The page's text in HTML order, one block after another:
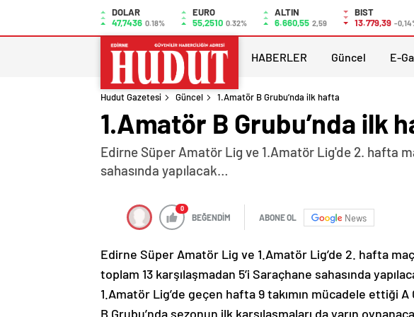
DOLAR
47,7436 0.18%
EURO
55,2510 0.32%
ALTIN
6.660,55 2,59
BIST
13.779,39 -
HABERLER Güncel E-
Hudut Gazetesi Güncel 1.Amatör B Grubu’nda ilk hafta
1.Amatör B Grubu’nda ilk
Edirne Süper Amatör Lig ve 1.Amatör Lig'de 2. hafta
sahasında yapılacak…
0
BEĞENDİM ABONE OL News
Edirne Süper Amatör Lig ve 1.Amatör Lig’de 2. hafta
toplam 13 karşılaşmadan 5’i Saraçhane sahasında
1.Amatör Lig’de geçen hafta 9 takımın mücadele ettiği A
B Grubu’nda sezonun ilk karşılaşmaları da yarın